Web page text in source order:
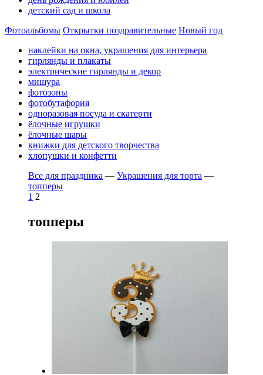
детский сад и школа
Фотоальбомы Открытки поздравительные Новый год
наклейки на окна, украшения для интерьера
гирлянды и плакаты
электрические гирлянды и декор
мишура
фотозоны
фотобутафория
одноразовая посуда и скатерти
ёлочные игрушки
ёлочные шары
книжки для детского творчества
хлопушки и конфетти
Все для праздника — Украшения для торта —
топперы
1 2
топперы